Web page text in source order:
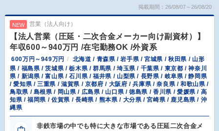
掲載期間：26/08/07～26/08/20
NEW 営業（法人向け）
【法人営業（圧延・二次合金メーカー向け副資材）】
年収600～940万円 /在宅勤務OK /外資系
600万円～949万円
北海道 / 青森県 / 岩手県 / 宮城県 / 秋田県 / 山形
県 / 福島県 / 茨城県 / 栃木県 / 群馬県 / 埼玉県 / 千葉県 / 東京都 / 神奈川
県 / 新潟県 / 富山県 / 石川県 / 福井県 / 山梨県 / 長野県 / 岐阜県 / 静岡県
/ 愛知県 / 三重県 / 滋賀県 / 京都府 / 大阪府 / 兵庫県 / 奈良県 / 和歌山県 /
鳥取県 / 島根県 / 岡山県 / 広島県 / 山口県 / 徳島県 / 香川県 / 愛媛県 / 高
知県 / 福岡県 / 佐賀県 / 長崎県 / 熊本県 / 大分県 / 宮崎県 / 鹿児島県 / 沖
縄県
非鉄市場の中でも特に大きな市場である圧延二次合金メ